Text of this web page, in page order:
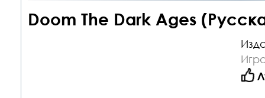
Doom The Dark Ages